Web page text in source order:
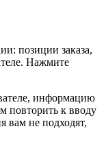
позиции заказа,
Нажмите
информацию
повторить к вводу
вам не подходят,